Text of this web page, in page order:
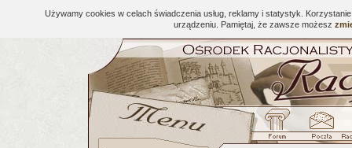
Używamy cookies w celach świadczenia usług, reklamy i statystyk.
urządzeniu. Pamiętaj, że zawsze możesz